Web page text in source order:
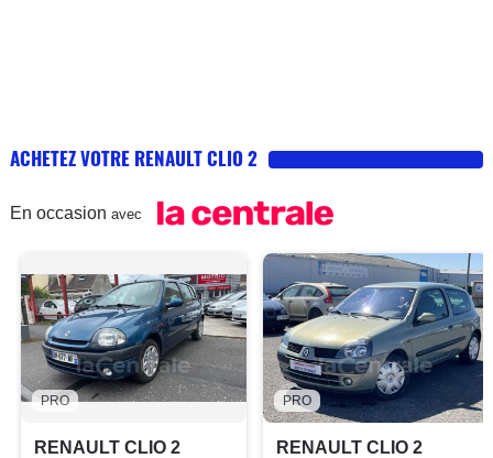
ACHETEZ VOTRE RENAULT CLIO 2
En occasion avec
PRO
RENAULT CLIO 2
PRO
RENAULT CLIO 2